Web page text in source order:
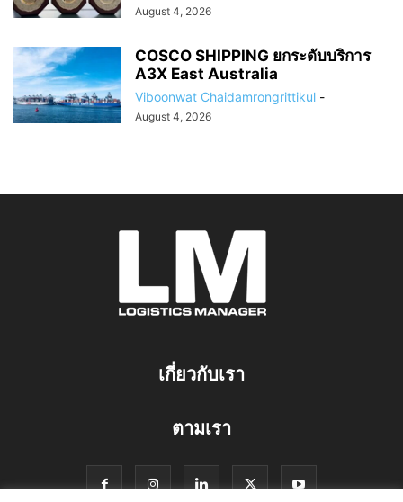
August 4, 2026
COSCO SHIPPING ยกระดับบริการ
A3X East Australia
Viboonwat Chaidamrongrittikul -
August 4, 2026
เกี่ยวกับเรา
ตามเรา